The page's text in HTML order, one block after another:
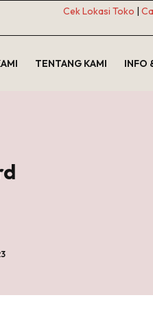
Cek Lokasi Toko |
TENTANG KAMI INFO